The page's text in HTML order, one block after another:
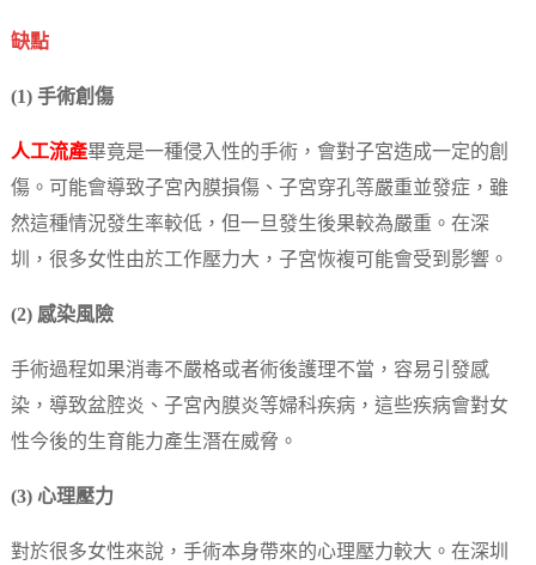
缺點
(1) 手術創傷
人工流產畢竟是一種侵入性的手術，會對子宮造成一定的創
傷。可能會導致子宮內膜損傷、子宮穿孔等嚴重並發症，雖
然這種情況發生率較低，但一旦發生後果較為嚴重。在深
圳，很多女性由於工作壓力大，子宮恢複可能會受到影響。
(2) 感染風險
手術過程如果消毒不嚴格或者術後護理不當，容易引發感
染，導致盆腔炎、子宮內膜炎等婦科疾病，這些疾病會對女
性今後的生育能力產生潛在威脅。
(3) 心理壓力
對於很多女性來說，手術本身帶來的心理壓力較大。在深圳